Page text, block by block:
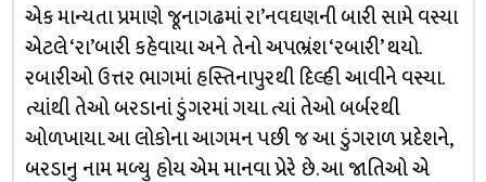
એક માન્યતા પ્રમાણે જૂનાગઢમાં રા’નવઘણની બારી સામે વસ્યા
એટલે ‘રા’બારી કહેવાયા અને તેનો અપભ્રંશ ‘રબારી’ થયો.
રબારીઓ ઉત્તર ભાગમાં હસ્તિનાપુરથી દિલ્હી આવીને વસ્યા.
ત્યાંથી તેઓ બરડાનાં ડુંગરમાં ગયા. ત્યાં તેઓ બર્બરથી
ઓળખાયા. આ લોકોના આગમન પછી જ આ ડુંગરાળ પ્રદેશને,
બરડાનુ નામ મળ્યુ હોય એમ માનવા પ્રેરે છે. આ જાતિઓ એ